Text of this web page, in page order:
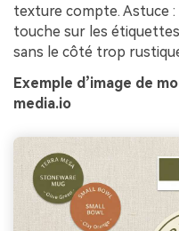
texture compte. Astuce
touche sur les
sans le côté trop
Exemple d’image de
media.io